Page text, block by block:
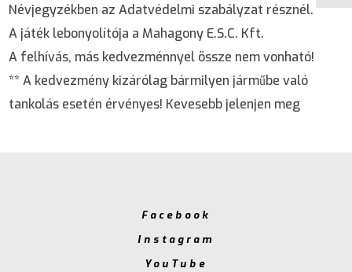
Névjegyzékben az Adatvédelmi szabályzat résznél.
A játék lebonyolítója a Mahagony E.S.C. Kft.
A felhívás, más kedvezménnyel össze nem vonható!
** A kedvezmény kizárólag bármilyen járműbe való
tankolás esetén érvényes! Kevesebb jelenjen meg
Facebook
Instagram
YouTube